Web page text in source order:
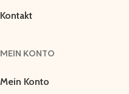
Kontakt
MEIN KONTO
Mein Konto